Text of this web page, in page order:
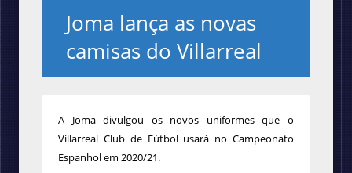
Joma lança as novas
camisas do Villarreal
A Joma divulgou os novos uniformes que o
Villarreal Club de Fútbol usará no Campeonato
Espanhol em 2020/21.